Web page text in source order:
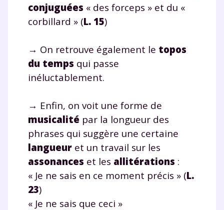
conjuguées « des forceps » et du «
corbillard » (L. 15)
→ On retrouve également le topos
du temps qui passe
inéluctablement.
→ Enfin, on voit une forme de
musicalité par la longueur des
phrases qui suggère une certaine
langueur et un travail sur les
assonances et les allitérations :
« Je ne sais en ce moment précis » (L.
23)
« Je ne sais que ceci »